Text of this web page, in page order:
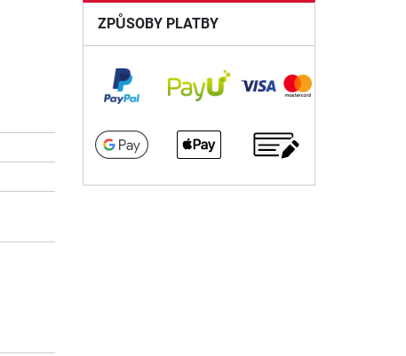
ZPŮSOBY PLATBY